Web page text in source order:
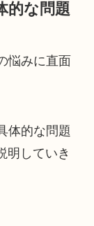
的な問題
悩みに直面
体的な問題
明していき